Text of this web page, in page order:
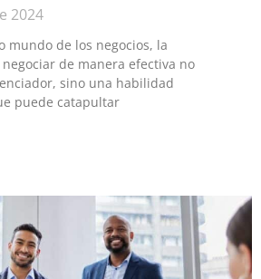
2024
mundo de los negocios, la
de manera efectiva no
sino una habilidad
puede catapultar